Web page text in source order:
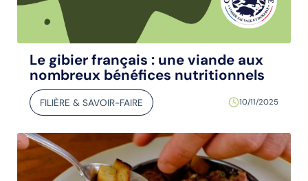
Le gibier français : une viande aux
nombreux bénéfices nutritionnels
FILIÈRE & SAVOIR-FAIRE 10/11/2025